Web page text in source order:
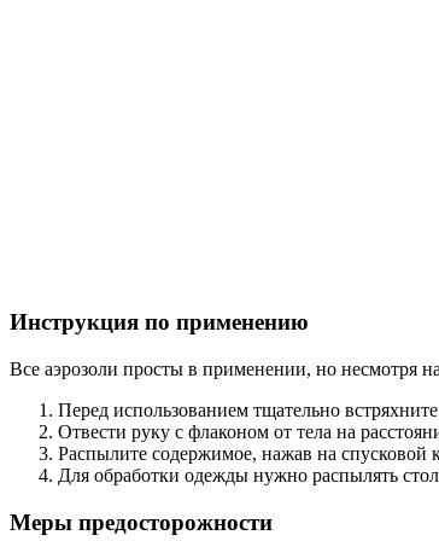
Инструкция по применению
Все аэрозоли просты в применении, но несмотря
Перед использованием тщательно
Отвести руку с флаконом от тела на
Распылите содержимое, нажав на спусковой
Для обработки одежды нужно распылять
Меры предосторожности